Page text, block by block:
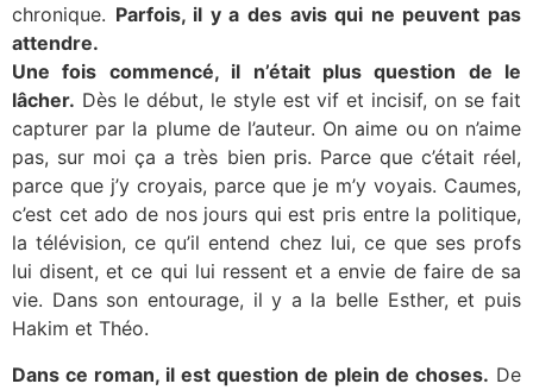
chronique. Parfois, il y a des avis qui ne peuvent pas
attendre.
Une fois commencé, il n’était plus question de le
lâcher. Dès le début, le style est vif et incisif, on se fait
capturer par la plume de l’auteur. On aime ou on n’aime
pas, sur moi ça a très bien pris. Parce que c’était réel,
parce que j’y croyais, parce que je m’y voyais. Caumes,
c’est cet ado de nos jours qui est pris entre la politique,
la télévision, ce qu’il entend chez lui, ce que ses profs
lui disent, et ce qui lui ressent et a envie de faire de sa
vie. Dans son entourage, il y a la belle Esther, et puis
Hakim et Théo.
Dans ce roman, il est question de plein de choses. De